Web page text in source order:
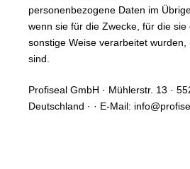
personenbezogene Daten im
wenn sie für die Zwecke, für die
sonstige Weise verarbeitet
sind.
Profiseal GmbH · Mühlerstr. 13 ·
Deutschland · · E-Mail: